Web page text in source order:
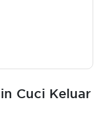
Cuci Keluar